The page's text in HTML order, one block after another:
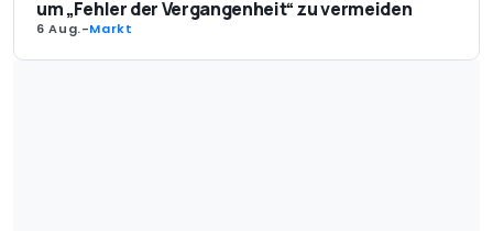
um „Fehler der Vergangenheit“ zu vermeiden
6 Aug.-Markt